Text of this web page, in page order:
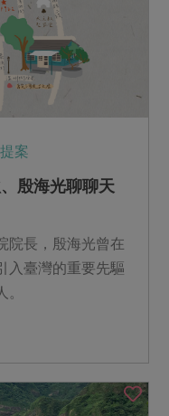
案
殷海光聊聊天
院長，殷海光曾在
入臺灣的重要先驅